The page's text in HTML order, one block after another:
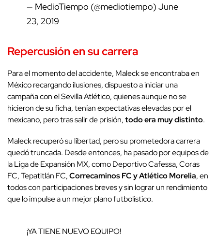
— MedioTiempo (@mediotiempo) June
23, 2019
Repercusión en su carrera
Para el momento del accidente, Maleck se encontraba en
México recargando ilusiones, dispuesto a iniciar una
campaña con el Sevilla Atlético, quienes aunque no se
hicieron de su ficha, tenían expectativas elevadas por el
mexicano, pero tras salir de prisión,todo era muy distinto.
Maleck recuperó su libertad, pero su prometedora carrera
quedó truncada. Desde entonces, ha pasado por equipos de
la Liga de Expansión MX, como Deportivo Cafessa, Coras
FC, Tepatitlán FC,Correcaminos FC y Atlético Morelia, en
todos con participaciones breves y sin lograr un rendimiento
que lo impulse a un mejor plano futbolístico.
¡YA TIENE NUEVO EQUIPO!